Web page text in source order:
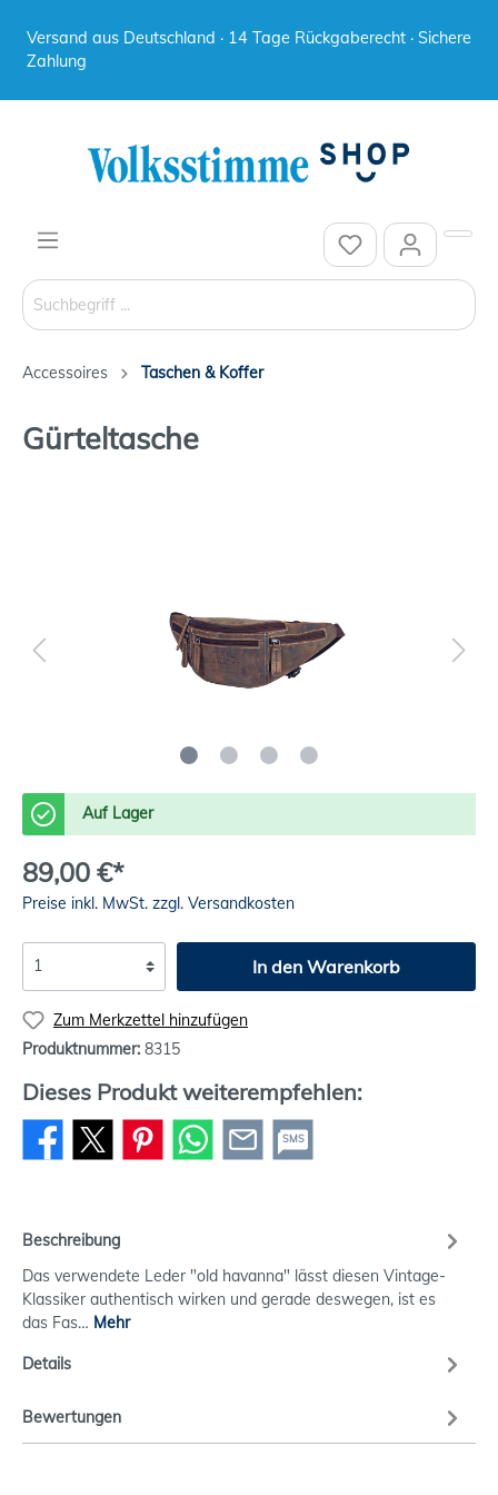
Versand aus Deutschland · 14 Tage Rückgaberecht · Sichere
Zahlung
Accessoires Taschen & Koffer
Gürteltasche
Auf Lager
89,00 €*
Preise inkl. MwSt. zzgl. Versandkosten
In den Warenkorb
Zum Merkzettel hinzufügen
Produktnummer: 8315
Dieses Produkt weiterempfehlen:
SMS
Beschreibung
Das verwendete Leder "old havanna" lässt diesen Vintage-
Klassiker authentisch wirken und gerade deswegen, ist es
das Fas… Mehr
Details
Bewertungen